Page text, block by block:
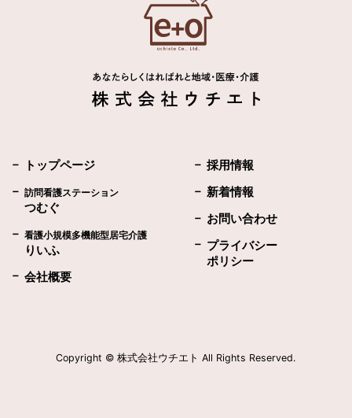
トップページ
訪問看護ステーション
つむぐ
看護小規模多機能型居宅介護
りいふ
会社概要
採用情報
新着情報
お問い合わせ
プライバシー
ポリシー
Copyright © 株式会社ウチエト All Rights Reserved.